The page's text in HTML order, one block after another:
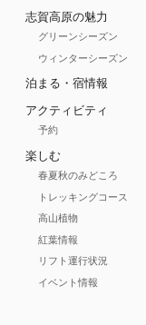
志賀高原の魅力
グリーンシーズン
ウィンターシーズン
泊まる・宿情報
アクティビティ
予約
楽しむ
春夏秋のみどころ
トレッキングコース
高山植物
紅葉情報
リフト運行状況
イベント情報